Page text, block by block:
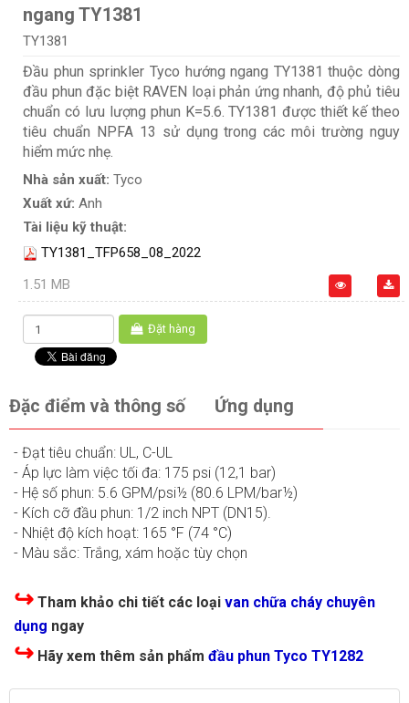
ngang TY1381
TY1381
Đầu phun sprinkler Tyco hướng ngang TY1381 thuộc dòng
đầu phun đặc biệt RAVEN loại phản ứng nhanh, độ phủ tiêu
chuẩn có lưu lượng phun K=5.6. TY1381 được thiết kế theo
tiêu chuẩn NPFA 13 sử dụng trong các môi trường nguy
hiểm mức nhẹ.
Nhà sản xuất: Tyco
Xuất xứ: Anh
Tài liệu kỹ thuật:
TY1381_TFP658_08_2022
1.51 MB
Đặt hàng
Đặc điểm và thông số Ứng dụng
- Đạt tiêu chuẩn: UL, C-UL
- Áp lực làm việc tối đa: 175 psi (12,1 bar)
- Hệ số phun: 5.6 GPM/psi½ (80.6 LPM/bar½)
- Kích cỡ đầu phun: 1/2 inch NPT (DN15).
- Nhiệt độ kích hoạt: 165 °F (74 °C)
- Màu sắc: Trắng, xám hoặc tùy chọn
↪ Tham khảo chi tiết các loại van chữa cháy chuyên
dụng ngay
↪ Hãy xem thêm sản phẩm đầu phun Tyco TY1282